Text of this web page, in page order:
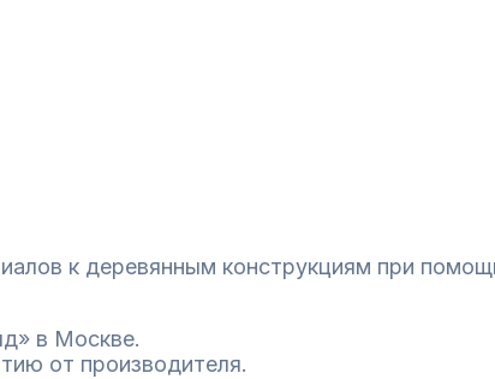
к деревянным конструкциям при
в Москве.
от производителя.